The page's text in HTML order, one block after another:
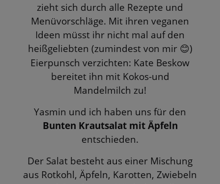
zieht sich durch alle Rezepte und
Menüvorschläge. Mit ihren veganen
Ideen müsst ihr nicht mal auf den
heißgeliebten (zumindest von mir 😊)
Eierpunsch verzichten: Kate Beskow
bereitet ihn mit Kokos-und
Mandelmilch zu!
Yasmin und ich haben uns für den
Bunten Krautsalat mit Äpfeln
entschieden.
Der Salat besteht aus einer Mischung
aus Rotkohl, Äpfeln, Karotten, Zwiebeln